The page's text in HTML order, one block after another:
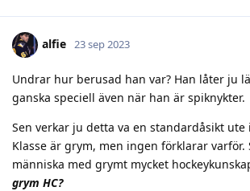
alfie 23 sep 2023
Undrar hur berusad han var? Han låter ju
ganska speciell även när han är spiknykter.
Sen verkar ju detta va en standardåsikt ute
Klasse är grym, men ingen förklarar varför.
människa med grymt mycket
grym HC?